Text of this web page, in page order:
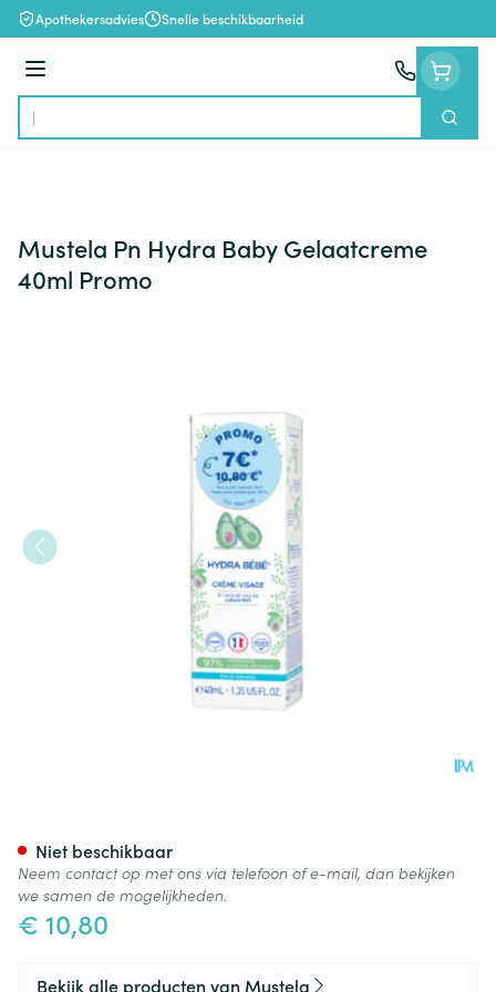
Ga naar de inhoud
Apothekersadvies Snelle beschikbaarheid
Menu
Product, merk, categorie...
Zoek
Mustela Pn Hydra Baby Gelaatcreme
40ml Promo
€ 10,80
Niet beschikbaar
Neem contact op met ons via telefoon of e-mail, dan bekijken
we samen de mogelijkheden.
Bekijk alle producten van Mustela